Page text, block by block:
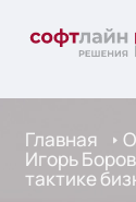
Главная
Игорь
тактике